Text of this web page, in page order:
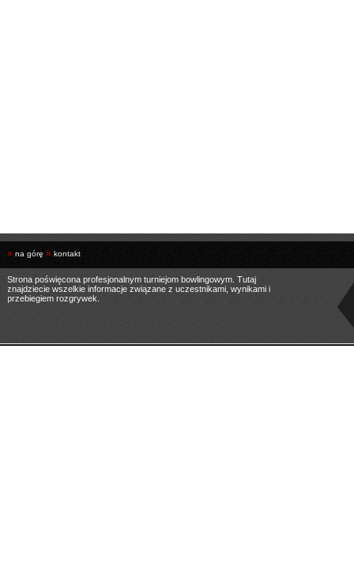
» na górę » kontakt
Strona poświęcona profesjonalnym turniejom bowlingowym. Tutaj
znajdziecie wszelkie informacje związane z uczestnikami, wynikami i
przebiegiem rozgrywek.